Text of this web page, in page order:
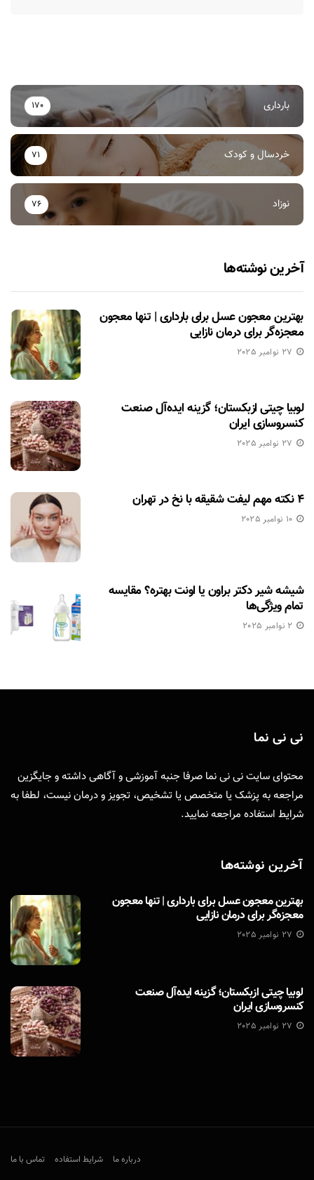
بارداری 170
خردسال و کودک 71
نوزاد 76
آخرین نوشته‌ها
بهترین معجون عسل برای بارداری | تنها معجون
معجزه‌گر برای درمان نازایی
27 نوامبر 2025
لوبیا چیتی ازبکستان؛ گزینه ایده‌آل صنعت
کنسروسازی ایران
27 نوامبر 2025
۴ نکته مهم لیفت شقیقه با نخ در تهران
10 نوامبر 2025
شیشه شیر دکتر براون یا اونت بهتره؟ مقایسه
تمام ویژگی‌ها
2 نوامبر 2025
نی نی نما
محتوای سایت نی نی نما صرفا جنبه آموزشی و آگاهی داشته و جایگزین
مراجعه به پزشک یا متخصص یا تشخیص، تجویز و درمان نیست، لطفا به
شرایط استفاده مراجعه نمایید.
آخرین نوشته‌ها
بهترین معجون عسل برای بارداری | تنها معجون
معجزه‌گر برای درمان نازایی
27 نوامبر 2025
لوبیا چیتی ازبکستان؛ گزینه ایده‌آل صنعت
کنسروسازی ایران
27 نوامبر 2025
درباره ما شرایط استفاده تماس با ما